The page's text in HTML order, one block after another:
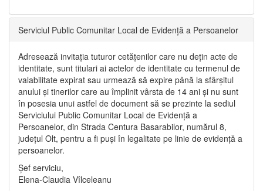
Serviciul Public Comunitar Local de Evidență a Persoanelor
Adresează invitația tuturor cetățenilor care nu dețin acte de
identitate, sunt titulari ai actelor de identitate cu termenul de
valabilitate expirat sau urmează să expire până la sfârșitul
anului și tinerilor care au împlinit vârsta de 14 ani și nu sunt
în posesia unui astfel de document să se prezinte la sediul
Serviciului Public Comunitar Local de Evidență a
Persoanelor, din Strada Centura Basarabilor, numărul 8,
județul Olt, pentru a fi puși în legalitate pe linie de evidență a
persoanelor.
Șef serviciu,
Elena-Claudia Vîlceleanu